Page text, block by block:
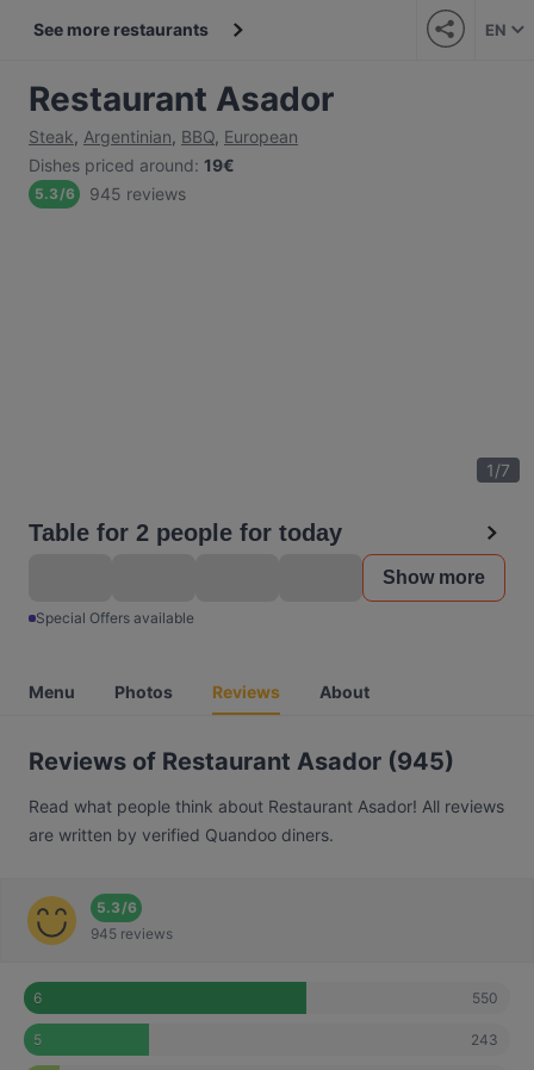
See more restaurants EN
Restaurant Asador
Steak, Argentinian, BBQ, European
Dishes priced around: 19€
5.3/6 945 reviews
1/7
Table for 2 people for today
Show more
Special Offers available
Menu Photos Reviews About
Reviews of Restaurant Asador (945)
Read what people think about Restaurant Asador! All reviews
are written by verified Quandoo diners.
5.3/6
945 reviews
6 550
5 243